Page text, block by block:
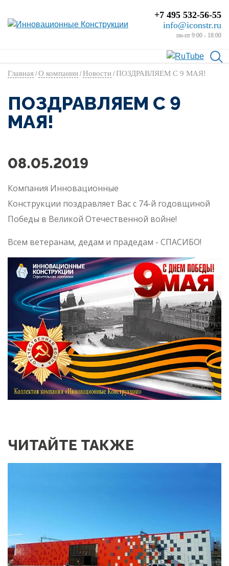
+7 495 532-56-55
info@iconstr.ru
пн-пт 9:00 - 18:00
Главная / О компании / Новости / ПОЗДРАВЛЯЕМ С 9 МАЯ!
ПОЗДРАВЛЯЕМ С 9
МАЯ!
08.05.2019
Компания Инновационные
Конструкции поздравляет Вас с 74-й годовщиной
Победы в Великой Отечественной войне!
Всем ветеранам, дедам и прадедам - СПАСИБО!
ЧИТАЙТЕ ТАКЖЕ